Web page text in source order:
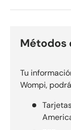
Métodos
Tu
Wompi,